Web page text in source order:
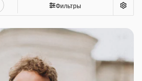
Фильтры